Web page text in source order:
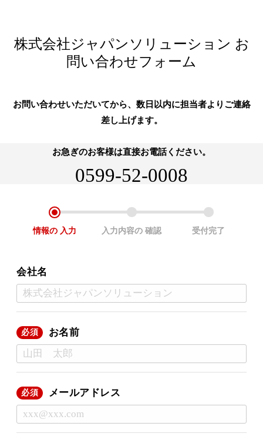
株式会社ジャパンソリューション お
問い合わせフォーム
お問い合わせいただいてから、数日以内に担当者よりご連絡
差し上げます。
お急ぎのお客様は直接お電話ください。
0599-52-0008
情報の 入力 入力内容の確認 受付完了
会社名
必須 お名前
必須 メールアドレス